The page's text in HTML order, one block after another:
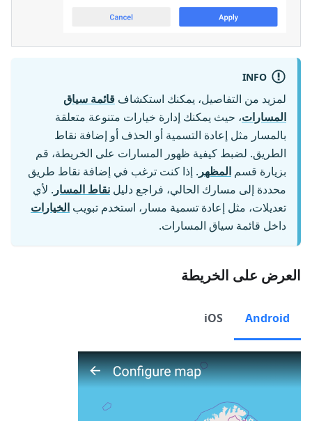
INFO
لمزيد من التفاصيل، يمكنك استكشاف قائمة سياق
المسارات، حيث يمكنك إدارة خيارات متنوعة متعلقة
بالمسار مثل إعادة التسمية أو الحذف أو إضافة نقاط
الطريق. لضبط كيفية ظهور المسارات على الخريطة، قم
بزيارة قسم المظهر . إذا كنت ترغب في إضافة نقاط طريق
محددة إلى مسارك الحالي، فراجع دليل نقاط المسار . لأي
تعديلات، مثل إعادة تسمية مسار، استخدم تبويب الخيارات
داخل قائمة سياق المسارات.
العرض على الخريطة
Android
iOS